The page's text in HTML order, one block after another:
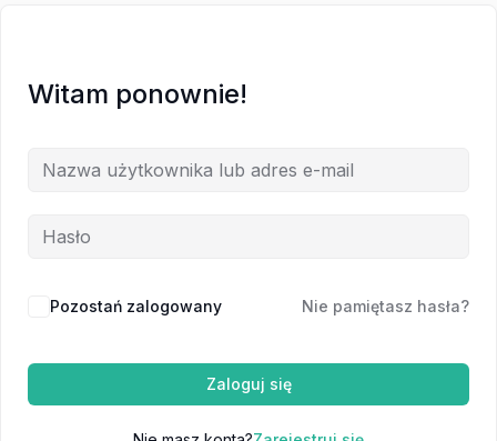
Witam ponownie!
Pozostań zalogowany Nie pamiętasz hasła?
Zaloguj się